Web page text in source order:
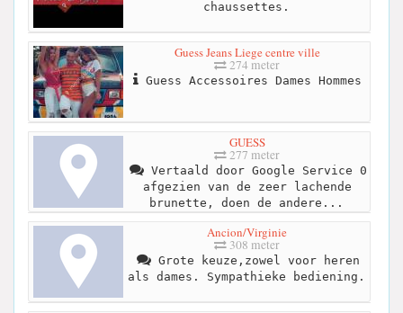
chaussettes.
Guess Jeans Liege centre ville
274 meter
Guess Accessoires Dames Hommes
GUESS
277 meter
Vertaald door Google Service 0
afgezien van de zeer lachende
brunette, doen de andere...
Ancion/Virginie
308 meter
Grote keuze,zowel voor heren
als dames. Sympathieke bediening.